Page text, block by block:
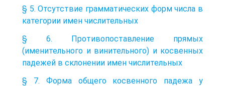
§ 5. Отсутствие грамматических форм числа в
категории имен числительных
§ 6. Противопоставление прямых
(именительного и винительного) и косвенных
падежей в склонении имен числительных
§ 7. Форма общего косвенного падежа у